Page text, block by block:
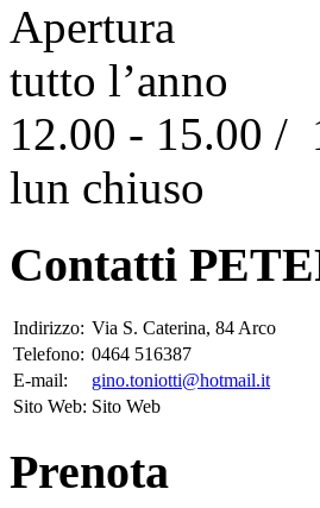
Apertura
tutto l’anno
12.00 - 15.00 /
lun chiuso
Contatti
Indirizzo: Via S. Caterina, 84 Arco
Telefono: 0464 516387
E-mail:
gino.toniotti@hotmail.it
Sito Web: Sito Web
Prenota